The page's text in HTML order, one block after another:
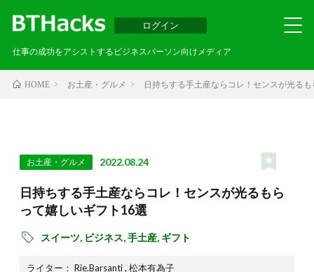
ログイン
仕事の成功をアシストするビジネスパーソン向けメディア
HOME お土産・グルメ 日持ちする手土産ならコレ！センスが光る
お土産・グルメ 2022.08.24
日持ちする手土産ならコレ！センスが光るもら
って嬉しいギフト16選
スイーツ, ビジネス,手土産, ギフト
ライター：Rie.Barsanti,松本有為子